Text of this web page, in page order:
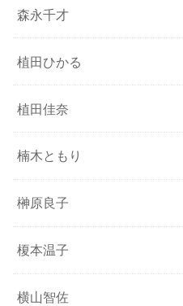
森永千才
植田ひかる
植田佳奈
楠木ともり
榊原良子
榎本温子
横山智佐